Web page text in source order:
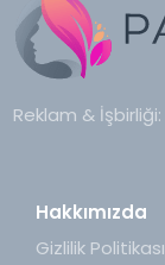
Reklam & İşbirliği:
Hakkımızda
Gizlilik Politikası